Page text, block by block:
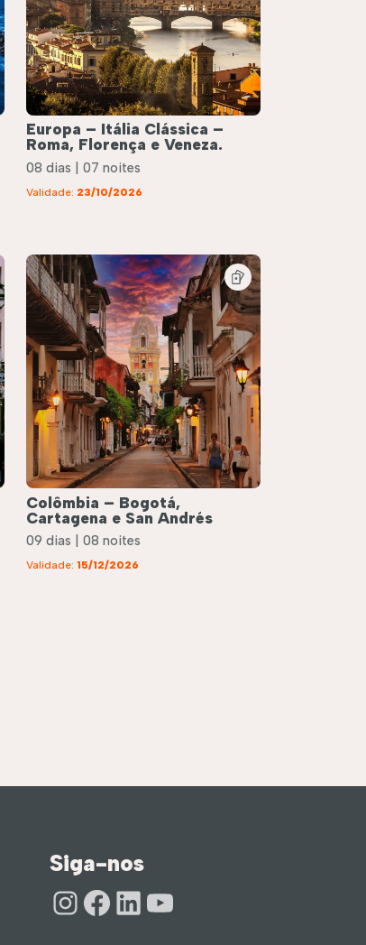
Europa – Itália Clássica –
Roma, Florença e Veneza.
08 dias | 07 noites
Validade: 23/10/2026
Colômbia – Bogotá,
Cartagena e San Andrés
09 dias | 08 noites
Validade:15/12/2026
Siga-nos
Instagram